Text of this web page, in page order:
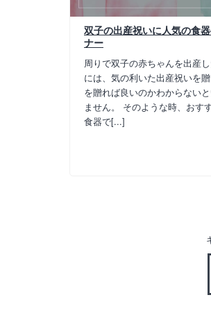
双子の出産祝いに人気の食
ナー
周りで双子の赤ちゃんを出産
には、気の利いた出産祝いを
を贈れば良いのかわからない
ません。 そのような時、おす
食器で[...]